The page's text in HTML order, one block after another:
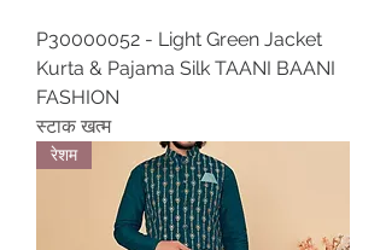
P30000052 - Light Green Jacket
Kurta & Pajama Silk TAANI BAANI
FASHION
स्टाक खत्म
रेशम